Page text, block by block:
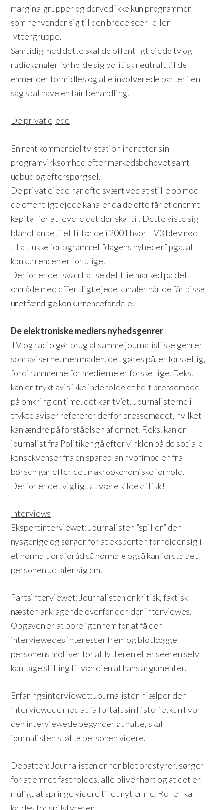
marginalgrupper og derved ikke kun programmer
som henvender sig til den brede seer- eller
lyttergruppe.
Samtidig med dette skal de offentligt ejede tv og
radiokanaler forholde sig politisk neutralt til de
emner der formidles og alle involverede parter i en
sag skal have en fair behandling.
De privat ejede
En rent kommerciel tv-station indretter sin
programvirksomhed efter markedsbehovet samt
udbud og efterspørgsel.
De privat ejede har ofte svært ved at stille op mod
de offentligt ejede kanaler da de ofte får et enormt
kapital for at levere det der skal til. Dette viste sig
blandt andet i et tilfælde i 2001 hvor TV3 blev nød
til at lukke for pgrammet ”dagens nyheder” pga. at
konkurrencen er for ulige.
Derfor er det svært at se det frie marked på det
område med offentligt ejede kanaler når de får disse
uretfærdige konkurrencefordele.
De elektroniske mediers nyhedsgenrer
TV og radio gør brug af samme journalistiske genrer
som aviserne, men måden, det gøres på, er forskellig,
fordi rammerne for medierne er forskellige. F.eks.
kan en trykt avis ikke indeholde et helt pressemøde
på omkring en time, det kan tv’et. Journalisterne i
trykte aviser refererer derfor pressemødet, hvilket
kan ændre på forståelsen af emnet. F.eks. kan en
journalist fra Politiken gå efter vinklen på de sociale
konsekvenser fra en spareplan hvorimod en fra
børsen går efter det makroøkonomiske forhold.
Derfor er det vigtigt at være kildekritisk!
Interviews
Ekspertinterviewet: Journalisten ”spiller” den
nysgerige og sørger for at eksperten forholder sig i
et normalt ordforåd så normale også kan forstå det
personen udtaler sig om.
Partsinterviewet: Journalisten er kritisk, faktisk
næsten anklagende overfor den der interviewes.
Opgaven er at bore igennem for at få den
interviewedes interesser frem og blotlægge
personens motiver for at lytteren eller seeren selv
kan tage stilling til værdien af hans argumenter.
Erfaringsinterviewet: Journalisten hjælper den
interviewede med at få fortalt sin historie, kun hvor
den interviewede begynder at halte, skal
journalisten støtte personen videre.
Debatten: Journalisten er her blot ordstyrer, sørger
for at emnet fastholdes, alle bliver hørt og at det er
muligt at springe videre til et nyt emne. Rollen kan
kaldes for spilstyreren.